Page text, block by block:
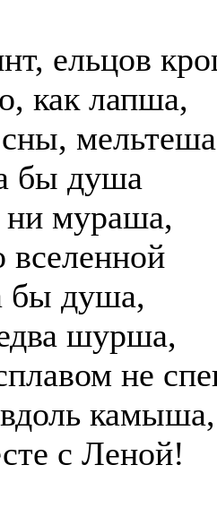
ельцов
как лапша,
бы душа
ни мураша,
вселенной
бы душа,
шурша,
не
камыша,
с Леной!